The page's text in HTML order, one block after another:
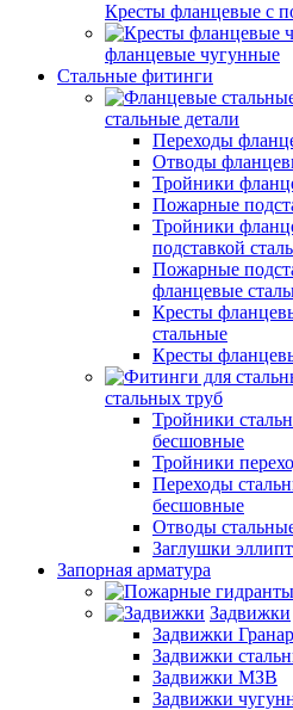
Кресты фланцевые с
фланцевые чугунные
Стальные фитинги
стальные детали
Переходы
Отводы
Тройники
Пожарные
Тройники
подставкой
Пожарные
фланцевые
Кресты
стальные
Кресты
стальных труб
Тройники
бесшовные
Тройники
Переходы
бесшовные
Отводы
Заглушки
Запорная арматура
Задвижки
Задвижки Гранар
Задвижки
Задвижки МЗВ
Задвижки